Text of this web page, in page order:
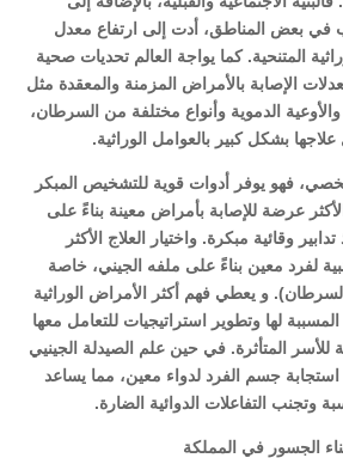
في بعض المناطق، أدت إلى ارتفاع معدل
المتنحية. كما يواجة العالم تحديات صحية
الإصابة بالأمراض المزمنة والمعقدة مثل
الدموية وأنواع مختلفة من السرطان،
بشكل كبير بالعوامل الوراثية.
فهو يوفر أدوات قوية للتشخيص المبكر
عرضة للإصابة بأمراض معينة بناءً على
وقائية مبكرة. واختيار العلاج الأكثر
لفرد معين بناءً على ملفه الجيني، خاصة
. و يعطي فهم أكثر الأمراض الوراثية
لها وتطوير استراتيجيات للتعامل معها
للأسر المتأثرة. في حين علم الصيدلة الجينيي
استجابة جسم الفرد لدواء معين، مما يساعد
وتجنب التفاعلات الدوائية الضارة.
الجسور في المملكة